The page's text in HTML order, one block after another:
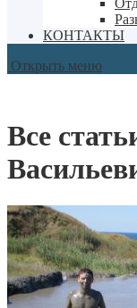
КОНТАКТЫ
Открыть меню
Все